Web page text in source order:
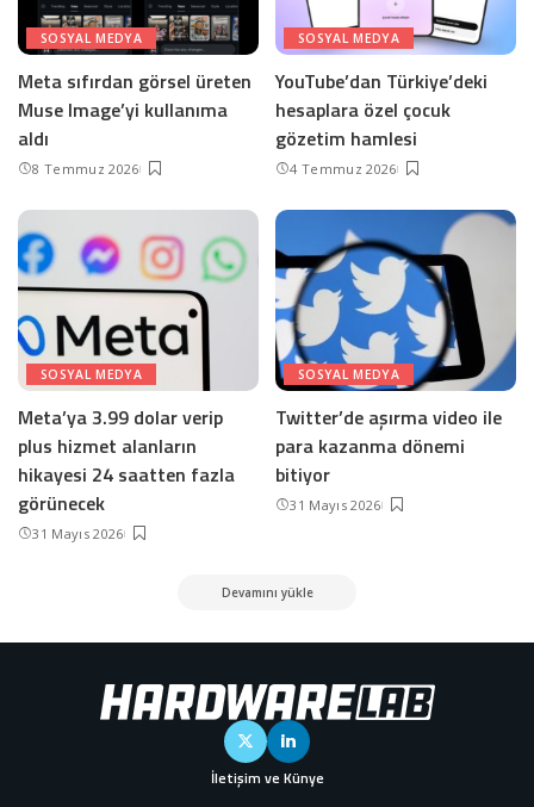
SOSYAL MEDYA
Meta sıfırdan görsel üreten
Muse Image’yi kullanıma
aldı
8 Temmuz 2026
SOSYAL MEDYA
YouTube’dan Türkiye’deki
hesaplara özel çocuk
gözetim hamlesi
4 Temmuz 2026
SOSYAL MEDYA
Meta’ya 3.99 dolar verip
plus hizmet alanların
hikayesi 24 saatten fazla
görünecek
31 Mayıs 2026
SOSYAL MEDYA
Twitter’de aşırma video ile
para kazanma dönemi
bitiyor
31 Mayıs 2026
Devamını yükle
İletişim ve Künye